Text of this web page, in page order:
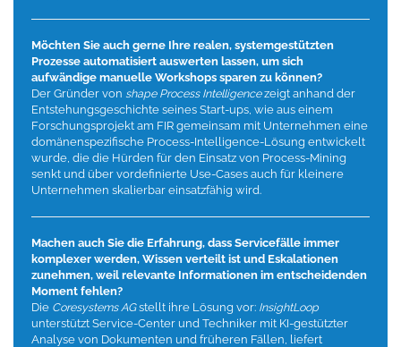
Möchten Sie auch gerne Ihre realen, systemgestützten
Prozesse automatisiert auswerten lassen, um sich
aufwändige manuelle Workshops sparen zu können?
Der Gründer von shape Process Intelligencezeigt anhand der
Entstehungsgeschichte seines Start-ups, wie aus einem
Forschungsprojekt am FIR gemeinsam mit Unternehmen eine
domänenspezifische Process-Intelligence-Lösung entwickelt
wurde, die die Hürden für den Einsatz von Process-Mining
senkt und über vordefinierte Use-Cases auch für kleinere
Unternehmen skalierbar einsatzfähig wird.
Machen auch Sie die Erfahrung, dass Servicefälle immer
komplexer werden, Wissen verteilt ist und Eskalationen
zunehmen, weil relevante Informationen im entscheidenden
Moment fehlen?
Die Coresystems AGstellt ihre Lösung vor: InsightLoop
unterstützt Service-Center und Techniker mit KI-gestützter
Analyse von Dokumenten und früheren Fällen, liefert